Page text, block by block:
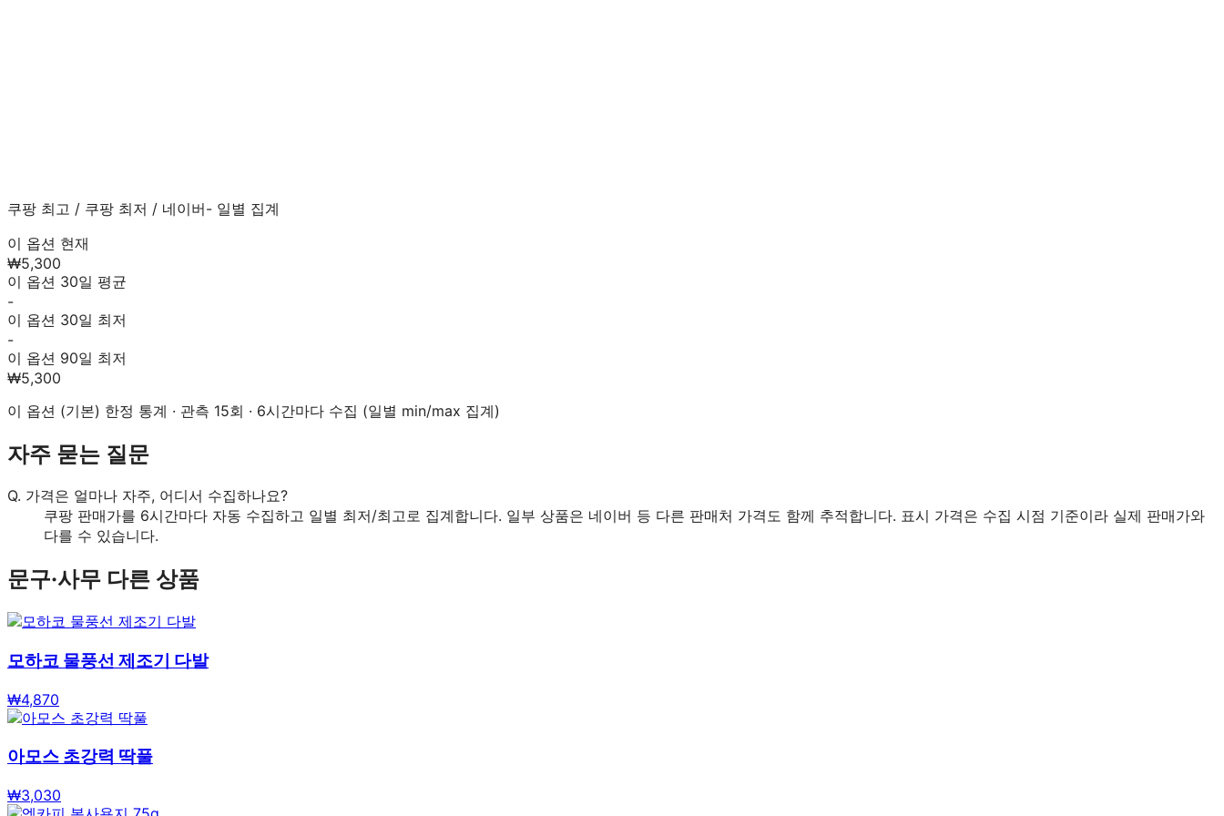
쿠팡 최고 / 쿠팡 최저 / 네이버- 일별 집계
이 옵션 현재
₩5,300
이 옵션 30일 평균
-
이 옵션 30일 최저
-
이 옵션 90일 최저
₩5,300
이 옵션 (기본) 한정 통계 · 관측 15회 · 6시간마다 수집 (일별 min/max 집계)
자주 묻는 질문
Q. 가격은 얼마나 자주, 어디서 수집하나요?
쿠팡 판매가를 6시간마다 자동 수집하고 일별 최저/최고로 집계합니다. 일부 상품은 네이버 등 다른 판매처 가격도 함께 추적합니다. 표시 가격은 수집 시점 기준이라 실제 판매가와
다를 수 있습니다.
문구·사무 다른 상품
모하코 물풍선 제조기 다발
₩4,870
아모스 초강력 딱풀
₩3,030